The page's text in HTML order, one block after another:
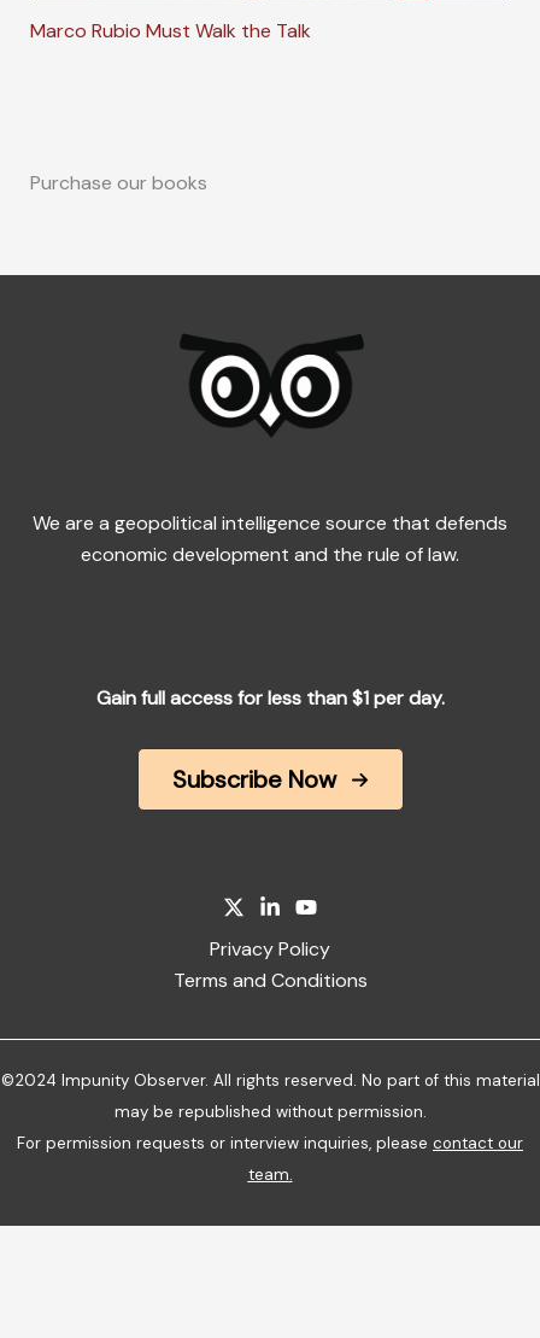
Marco Rubio Must Walk the Talk
Purchase our books
We are a geopolitical intelligence source that defends
economic development and the rule of law.
Gain full access for less than $1 per day.
Subscribe Now
Privacy Policy
Terms and Conditions
©2024 Impunity Observer. All rights reserved. No part of this material
may be republished without permission.
For permission requests or interview inquiries, please contact our
team.